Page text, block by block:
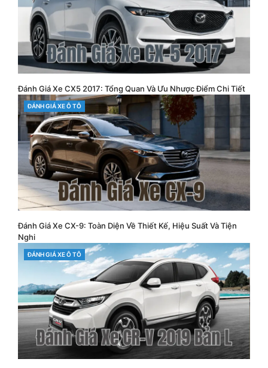
Đánh Giá Xe CX5 2017: Tổng Quan Và Ưu Nhược Điểm Chi Tiết
CATEGORIES
ĐÁNH GIÁ XE Ô TÔ
Đánh Giá Xe CX-9: Toàn Diện Về Thiết Kế, Hiệu Suất Và Tiện
Nghi
CATEGORIES
ĐÁNH GIÁ XE Ô TÔ